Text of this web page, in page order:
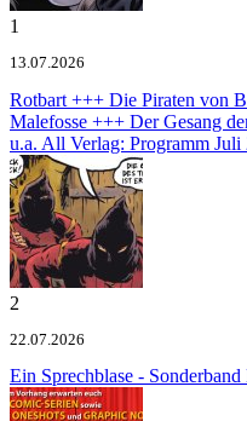
1
13.07.2026
Rotbart +++ Die Piraten von
Malefosse +++ Der Gesang
u.a. All Verlag: Programm Juli
2
22.07.2026
Ein Sprechblase - Sonderband